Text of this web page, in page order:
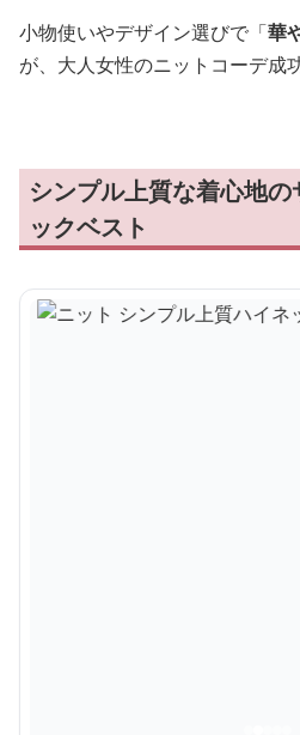
小物使いやデザイン選びで「華
が、大人女性のニットコーデ成
シンプル上質な着心地
ックベスト